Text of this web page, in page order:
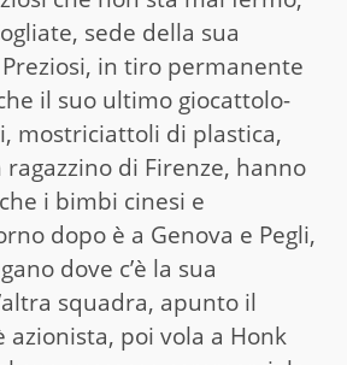
sede della sua
in tiro permanente
il suo ultimo giocattolo-
mostriciattoli di plastica,
di Firenze, hanno
i bimbi cinesi e
dopo è a Genova e Pegli,
dove c’è la sua
squadra, apunto il
azionista, poi vola a Honk